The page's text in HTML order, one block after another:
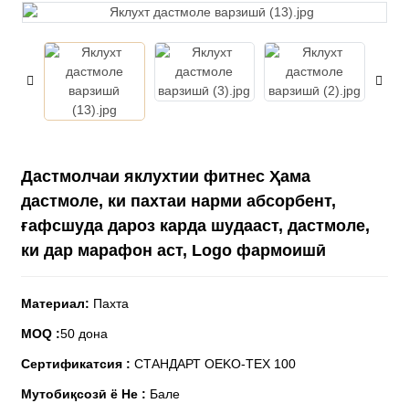
Дастмолчаи яклухтии фитнес Ҳама
дастмоле, ки пахтаи нарми абсорбент,
ғафсшуда дароз карда шудааст, дастмоле,
ки дар марафон аст, Logo фармоишӣ
Материал: Пахта
MOQ :50 дона
Сертификатсия : СТАНДАРТ OEKO-TEX 100
Мутобиқсозӣ ё Не : Бале